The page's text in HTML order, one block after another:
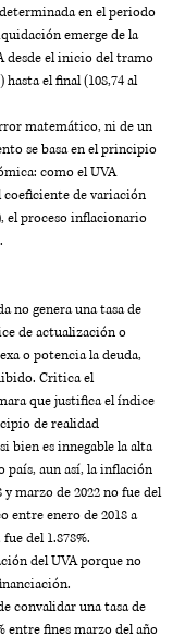
determinada en el periodo
emerge de la
desde el inicio del tramo
hasta el final (108,74 al
matemático, ni de un
se basa en el principio
como el UVA
coeficiente de variación
el proceso inflacionario
no genera una tasa de
de actualización o
o potencia la deuda,
Critica el
que justifica el índice
de realidad
bien es innegable la alta
país, aun así, la inflación
y marzo de 2022 no fue del
entre enero de 2018 a
del 1.878%.
del UVA porque no
convalidar una tasa de
entre fines marzo del año